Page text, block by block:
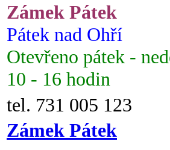
Zámek Pátek
Pátek nad Ohří
Otevřeno pátek -
10 - 16 hodin
tel. 731 005 123
Zámek Pátek